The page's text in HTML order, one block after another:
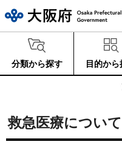
分類から探す 目的から
救急医療について